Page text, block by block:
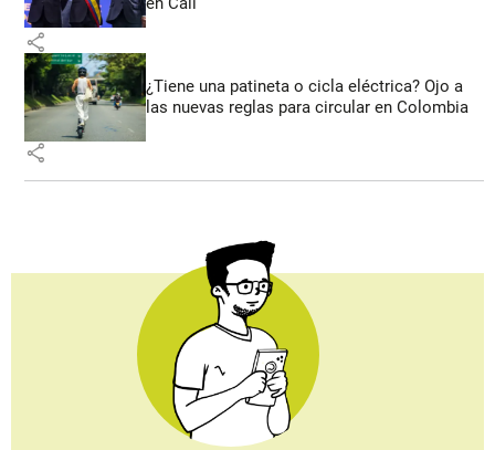
share
¿Tiene una patineta o cicla eléctrica? Ojo a
las nuevas reglas para circular en Colombia
share